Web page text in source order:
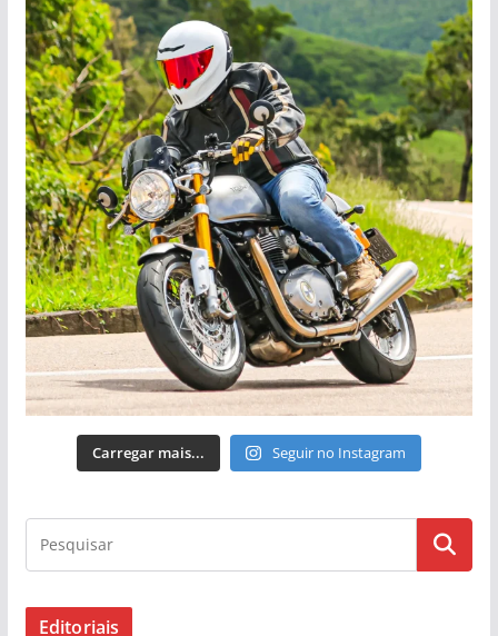
Carregar mais... Seguir no Instagram
Editoriais